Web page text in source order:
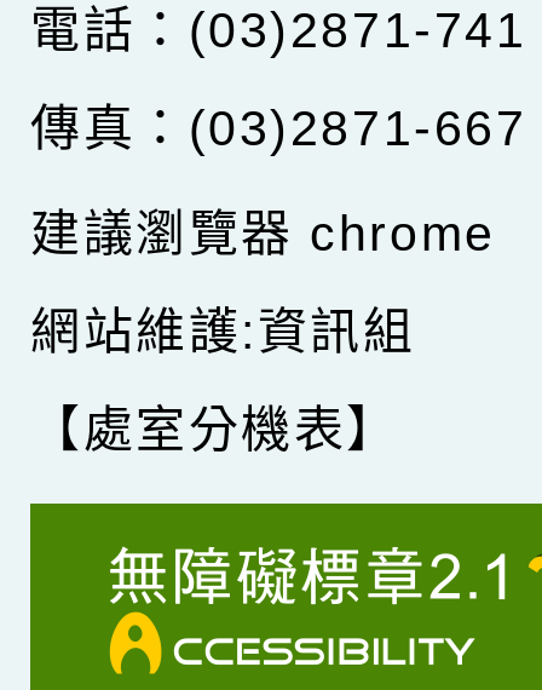
電話：(03)2871-741
傳真：(03)2871-667
建議瀏覽器 chrome
網站維護:資訊組
【處室分機表】